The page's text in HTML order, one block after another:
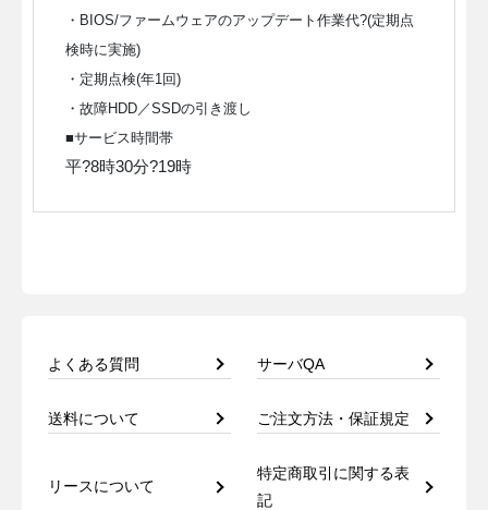
・BIOS/ファームウェアのアップデート作業代?(定期点
検時に実施)
・定期点検(年1回)
・故障HDD／SSDの引き渡し
■サービス時間帯
平?8時30分?19時
よくある質問 サーバQA
送料について ご注文方法・保証規定
リースについて
特定商取引に関する表
記